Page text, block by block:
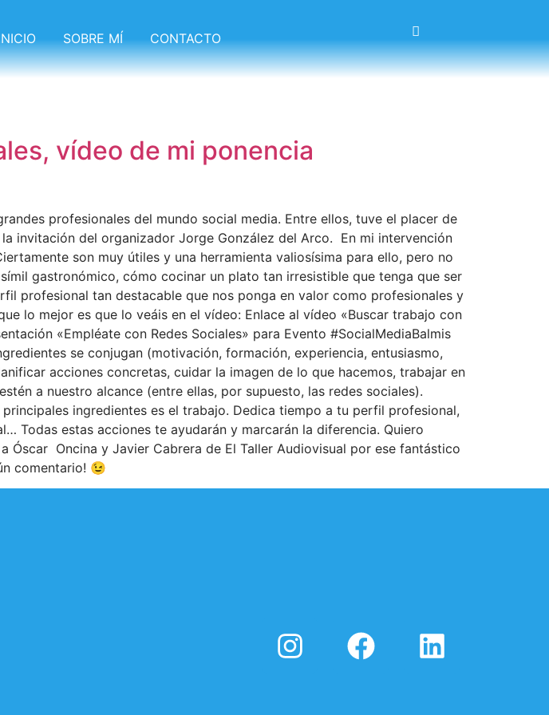
SOBRE MÍ CONTACTO
vídeo de mi ponencia
profesionales del mundo social media. Entre ellos, tuve el placer de
invitación del organizador Jorge González del Arco. En mi intervención
son muy útiles y una herramienta valiosísima para ello, pero no
gastronómico, cómo cocinar un plato tan irresistible que tenga que ser
profesional tan destacable que nos ponga en valor como profesionales y
lo mejor es que lo veáis en el vídeo: Enlace al vídeo «Buscar trabajo con
«Empléate con Redes Sociales» para Evento #SocialMediaBalmis
se conjugan (motivación, formación, experiencia, entusiasmo,
acciones concretas, cuidar la imagen de lo que hacemos, trabajar en
a nuestro alcance (entre ellas, por supuesto, las redes sociales).
ingredientes es el trabajo. Dedica tiempo a tu perfil profesional,
Todas estas acciones te ayudarán y marcarán la diferencia. Quiero
Oncina y Javier Cabrera de El Taller Audiovisual por ese fantástico
comentario! 😉